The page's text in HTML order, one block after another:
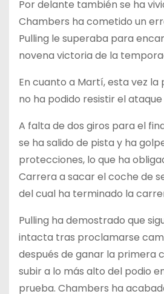
Por delante también se ha
Chambers ha cometido un
Pulling le superaba para
novena victoria de la
En cuanto a Martí, esta vez la
no ha podido resistir el ataque
A falta de dos giros para el
se ha salido de pista y ha
protecciones, lo que ha
Carrera a sacar el coche de
del cual ha terminado la
Pulling ha demostrado que
intacta tras proclamarse
después de ganar la primera
subir a lo más alto del podio
prueba. Chambers ha